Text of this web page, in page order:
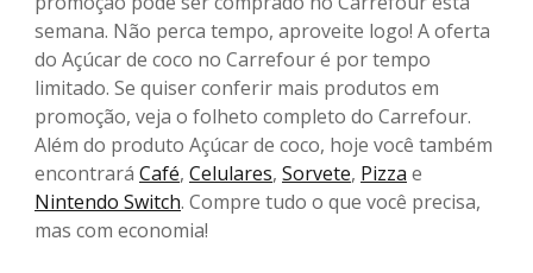
semana. Não perca tempo, aproveite logo! A oferta
do Açúcar de coco no Carrefour é por tempo
limitado. Se quiser conferir mais produtos em
promoção, veja o folheto completo do Carrefour.
Além do produto Açúcar de coco, hoje você também
encontrará Café, Celulares, Sorvete, Pizza e
Nintendo Switch. Compre tudo o que você precisa,
mas com economia!